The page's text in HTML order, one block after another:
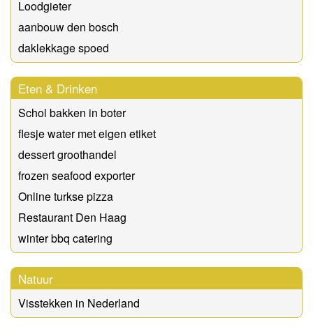
Loodgieter
aanbouw den bosch
daklekkage spoed
Eten & Drinken
Schol bakken in boter
flesje water met eigen etiket
dessert groothandel
frozen seafood exporter
Online turkse pizza
Restaurant Den Haag
winter bbq catering
Natuur
Visstekken in Nederland